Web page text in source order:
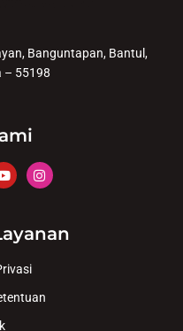
Banguntapan, Bantul,
– 55198